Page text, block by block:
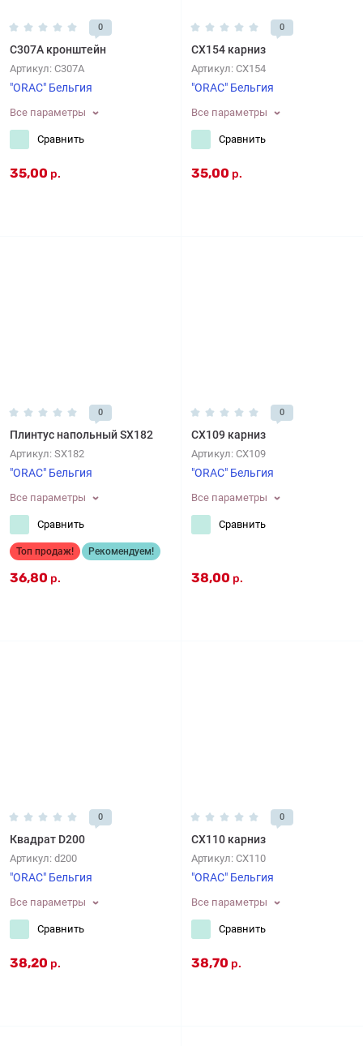
0
C307A кронштейн
Артикул: C307A
"ORAC" Бельгия
Все параметры
Сравнить
35,00 р.
0
CX154 карниз
Артикул: CX154
"ORAC" Бельгия
Все параметры
Сравнить
35,00 р.
0
Плинтус напольный SX182
Артикул: SX182
"ORAC" Бельгия
Все параметры
Сравнить
Топ продаж! Рекомендуем!
36,80 р.
0
CX109 карниз
Артикул: CX109
"ORAC" Бельгия
Все параметры
Сравнить
38,00 р.
0
Квадрат D200
Артикул: d200
"ORAC" Бельгия
Все параметры
Сравнить
38,20 р.
0
CX110 карниз
Артикул: CX110
"ORAC" Бельгия
Все параметры
Сравнить
38,70 р.